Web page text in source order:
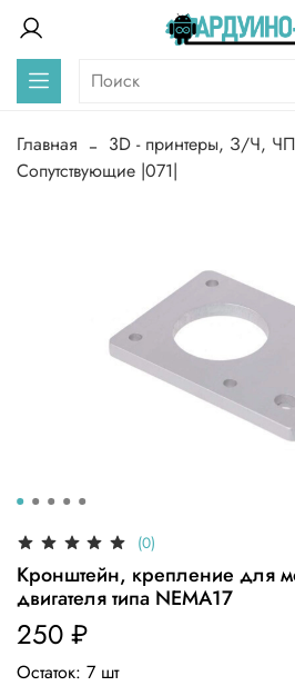
Главная 3D - принтеры, З/Ч,
Сопутствующие |071|
(0)
Кронштейн, крепление для
двигателя типа NEMA17
250 ₽
Остаток: 7 шт